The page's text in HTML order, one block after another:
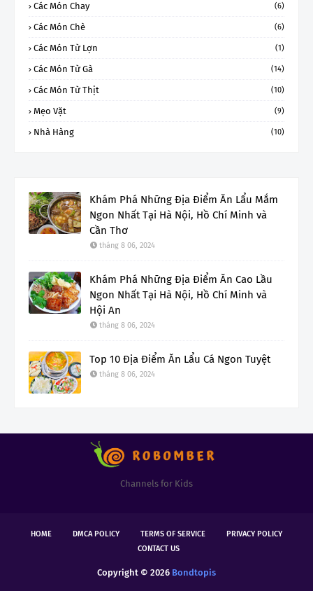
Các Món Chay (6)
Các Món Chè (6)
Các Món Từ Lợn (1)
Các Món Từ Gà (14)
Các Món Từ Thịt (10)
Mẹo Vặt (9)
Nhà Hàng (10)
Khám Phá Những Địa Điểm Ăn Lẩu Mắm
Ngon Nhất Tại Hà Nội, Hồ Chí Minh và
Cần Thơ
tháng 8 06, 2024
Khám Phá Những Địa Điểm Ăn Cao Lầu
Ngon Nhất Tại Hà Nội, Hồ Chí Minh và
Hội An
tháng 8 06, 2024
Top 10 Địa Điểm Ăn Lẩu Cá Ngon Tuyệt
tháng 8 06, 2024
Channels for Kids
HOME DMCA POLICY TERMS OF SERVICE
PRIVACY POLICY
CONTACT US
Copyright © 2026 Bondtopis